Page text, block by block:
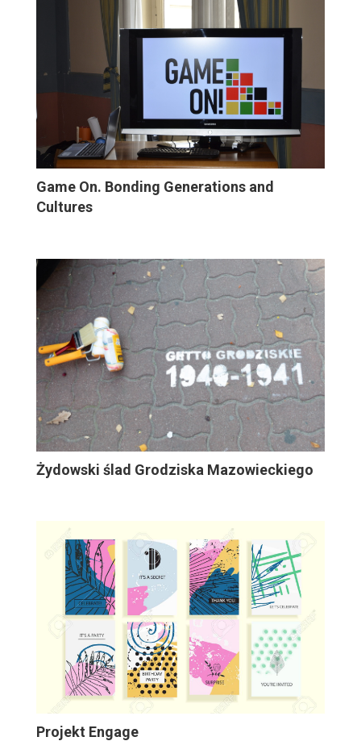
Game On. Bonding Generations and
Cultures
Żydowski ślad Grodziska Mazowieckiego
Projekt Engage